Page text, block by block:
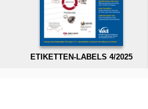
ETIKETTEN-LABELS 4/2025